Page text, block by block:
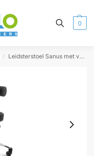
0
/ Leidsterstoel Sanus met verstelbare rugleuning